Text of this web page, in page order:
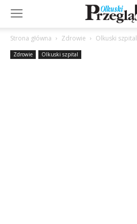
Strona główna Zdrowie Olkuski szpital
Zdrowie Olkuski szpital